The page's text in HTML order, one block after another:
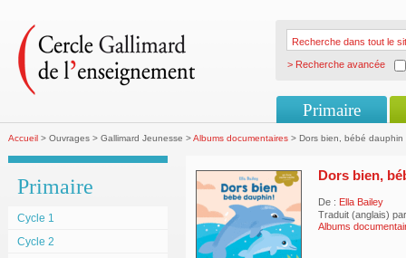
> Recherche avancée
Primaire
Accueil > Ouvrages > Gallimard Jeunesse >Albums documentaires > Dors bien, bébé dauphin
Primaire
Cycle 1
Cycle 2
Dors bien,
De : Ella Bailey
Traduit (anglais)
Albums